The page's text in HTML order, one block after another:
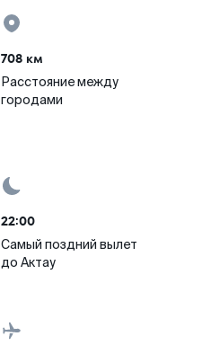
708 км
Расстояние между
городами
22:00
Самый поздний вылет
до Актау